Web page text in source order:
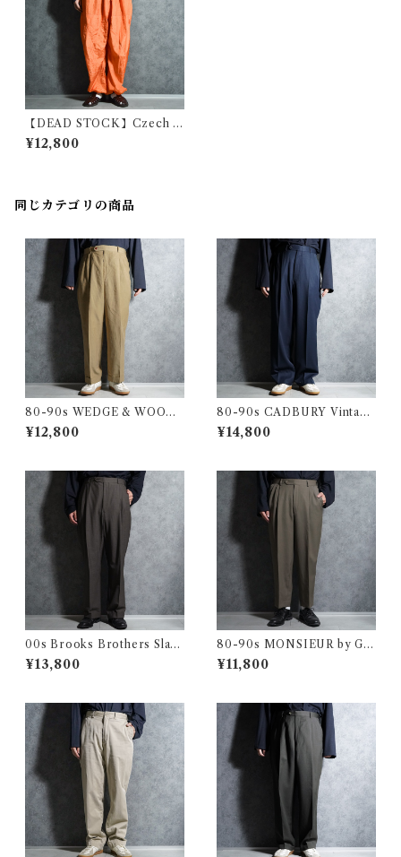
【DEAD STOCK】Czech A
rmy Snow Camouflage Pan
ts Orange チェコ軍 スノーカ
¥12,800
同じカテゴリの商品
80-90s WEDGE & WOOD
Vintage Slacks Wool Trous
ers Made in USA ウェッジ&
製 103
¥12,800
80-90s CADBURY Vintage
Slacks Wool Trousers Mad
e in USA キャドバリー ヴィ
¥14,800
00s Brooks Brothers Slack
s Wool Trousers Houndsto
oth ブルックス・ブラザーズ
¥13,800
80-90s MONSIEUR by GI
VENCHY Vintage Slacks W
ool Trousers Made in USA
アメリカ製
¥11,800